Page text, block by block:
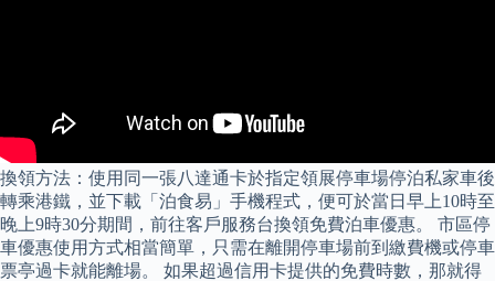
換領方法：使用同一張八達通卡於指定領展停車場停泊私家車後
轉乘港鐵，並下載「泊食易」手機程式，便可於當日早上10時至
晚上9時30分期間，前往客戶服務台換領免費泊車優惠。 市區停
車優惠使用方式相當簡單，只需在離開停車場前到繳費機或停車
票亭過卡就能離場。 如果超過信用卡提供的免費時數，那就得